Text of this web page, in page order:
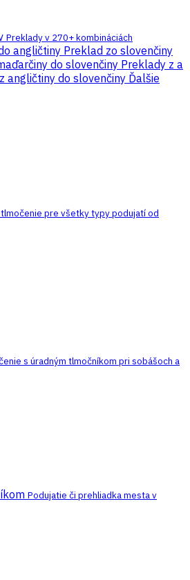
Preklady v 270+ kombináciách
angličtiny Preklad zo slovenčiny
do slovenčiny Preklady z a
angličtiny do slovenčiny Ďalšie
pre všetky typy podujatí od
s úradným tlmočníkom pri sobášoch a
Podujatie či prehliadka mesta v